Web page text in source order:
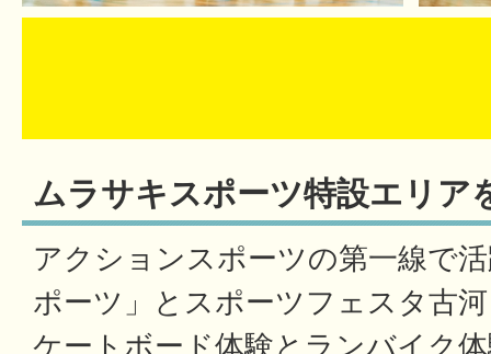
ムラサキスポーツ特設エリア
アクションスポーツの第一線で
ポーツ」とスポーツフェスタ古
ケートボード体験とランバイク